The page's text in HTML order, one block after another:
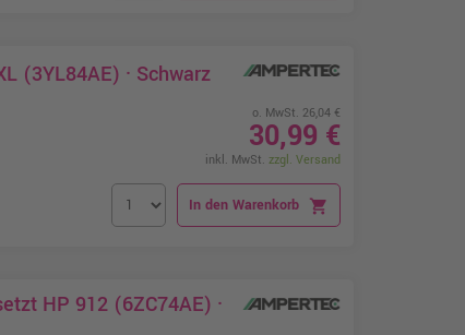
(3YL84AE) · Schwarz
o. MwSt. 26,04 €
30,99 €
inkl. MwSt. zzgl. Versand
In den Warenkorb shopping_cart
HP 912 (6ZC74AE) ·